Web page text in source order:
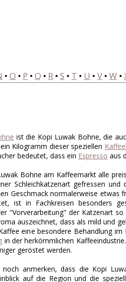
• O • P • Q • R • S • T • U • V • W •
ist die Kopi Luwak Bohne, die
Kilogramm dieser speziellen
bedeutet, dass ein Espresso aus
Bohne am Kaffeemarkt alle
Schleichkatzenart gefressen und
Geschmack normalerweise etwas
ist in Fachkreisen besonders
"Vorverarbeitung" der Katzenart
auszeichnet, dass als mild und
eine besondere Behandlung
in der herkömmlichen
geröstet werden.
noch anmerken, dass die Kopi
auf die Region und die